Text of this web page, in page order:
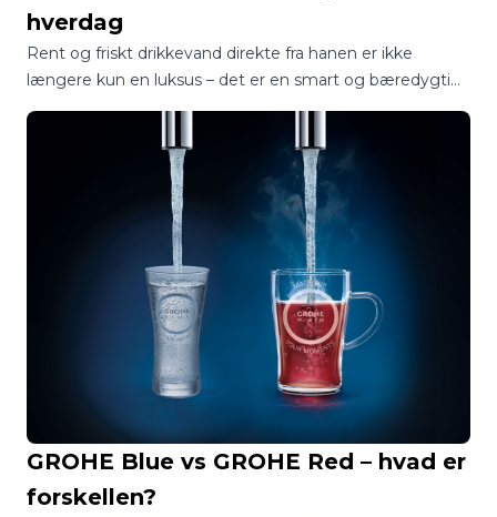
hverdag
Rent og friskt drikkevand direkte fra hanen er ikke
længere kun en luksus – det er en smart og bæredygtig
løsning, som flere og flere danske hjem vælger. Et
kalk, tungmetaller, bakterier, pesticider og andre
uønskede stoffer fra vandet og sikrer, at du får en ren og
frisk smag – hver gang du fylder et glas.
GROHE Blue vs GROHE Red – hvad er
forskellen?